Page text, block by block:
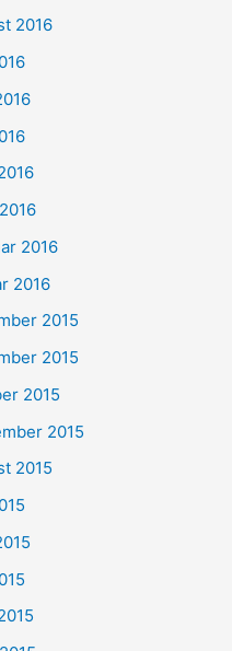
2016
2016
2016
2015
2015
2015
2015
2015